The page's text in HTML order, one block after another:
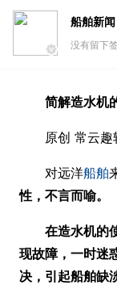
船舶新闻
没有留下
简解造水机
原创 常云
对远洋船舶
性，不言而喻。
在造水机的
现故障，一时迷
决，引起船舶缺